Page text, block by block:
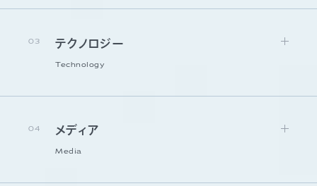
03 テクノロジー
Technology
04 メディア
Media